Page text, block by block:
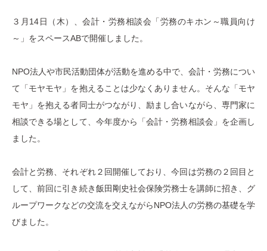
３月14日（木）、会計・労務相談会「労務のキホン～職員向け
～」をスペースABで開催しました。
NPO法人や市民活動団体が活動を進める中で、会計・労務につい
て「モヤモヤ」を抱えることは少なくありません。そんな「モヤ
モヤ」を抱える者同士がつながり、励まし合いながら、専門家に
相談できる場として、今年度から「会計・労務相談会」を企画し
ました。
会計と労務、それぞれ２回開催しており、今回は労務の２回目と
して、前回に引き続き飯田剛史社会保険労務士を講師に招き、グ
ループワークなどの交流を交えながらNPO法人の労務の基礎を学
びました。